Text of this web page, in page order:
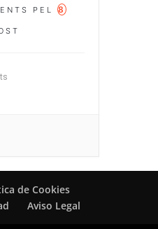
PEL 8
de Cookies
Aviso Legal